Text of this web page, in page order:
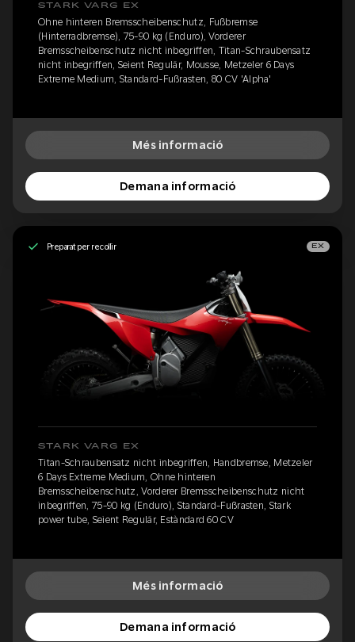
STARK VARG EX
Ohne hinteren Bremsscheibenschutz, Fußbremse
(Hinterradbremse), 75-90 kg (Enduro), Vorderer
Bremsscheibenschutz nicht inbegriffen, Titan-Schraubensatz
nicht inbegriffen, Seient Regulär, Mousse, Metzeler 6 Days
Extreme Medium, Standard-Fußrasten, 80 CV 'Alpha'
Més informació
Demana informació
Preparat per recollir EX
STARK VARG EX
Titan-Schraubensatz nicht inbegriffen, Handbremse, Metzeler
6 Days Extreme Medium, Ohne hinteren
Bremsscheibenschutz, Vorderer Bremsscheibenschutz nicht
inbegriffen, 75-90 kg (Enduro), Standard-Fußrasten, Stark
power tube, Seient Regulär, Estàndard 60 CV
Més informació
Demana informació